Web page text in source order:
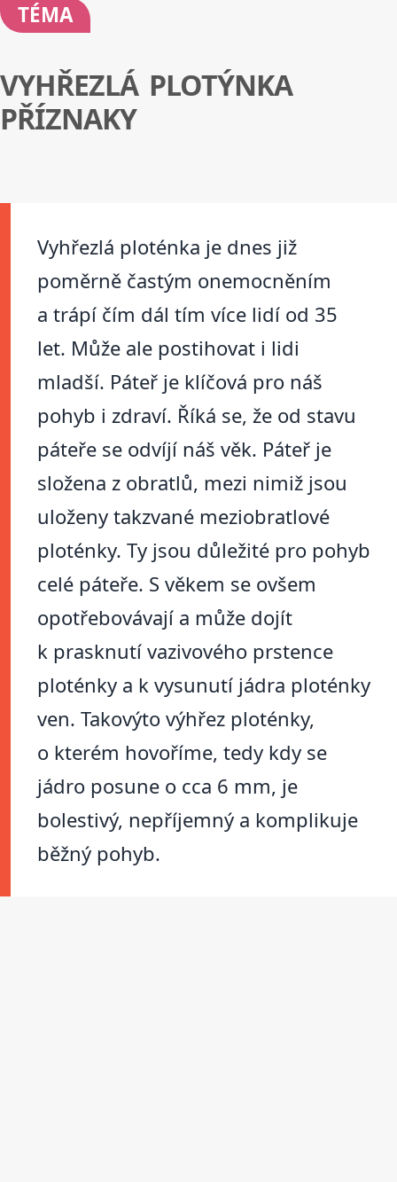
TÉMA
VYHŘEZLÁ PLOTÝNKA
PŘÍZNAKY
Vyhřezlá ploténka je dnes již
poměrně častým onemocněním
a trápí čím dál tím více lidí od 35
let. Může ale postihovat i lidi
mladší. Páteř je klíčová pro náš
pohyb i zdraví. Říká se, že od stavu
páteře se odvíjí náš věk. Páteř je
složena z obratlů, mezi nimiž jsou
uloženy takzvané meziobratlové
ploténky. Ty jsou důležité pro pohyb
celé páteře. S věkem se ovšem
opotřebovávají a může dojít
k prasknutí vazivového prstence
ploténky a k vysunutí jádra ploténky
ven. Takovýto výhřez ploténky,
o kterém hovoříme, tedy kdy se
jádro posune o cca 6 mm, je
bolestivý, nepříjemný a komplikuje
běžný pohyb.